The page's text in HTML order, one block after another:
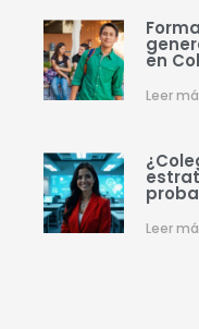
en
Leer
Leer